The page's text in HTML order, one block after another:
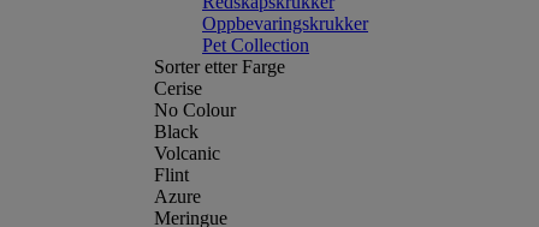
Oppbevaringskrukker
Pet Collection
Sorter etter Farge
Cerise
No Colour
Black
Volcanic
Flint
Azure
Meringue